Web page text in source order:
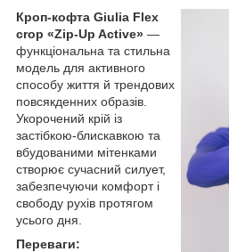
Кроп-кофта Giulia Flex
crop «Zip-Up Active» —
функціональна та стильна
модель для активного
способу життя й трендових
повсякденних образів.
Укорочений крій із
застібкою-блискавкою та
вбудованими мітенками
створює сучасний силует,
забезпечуючи комфорт і
свободу рухів протягом
усього дня.
Переваги: